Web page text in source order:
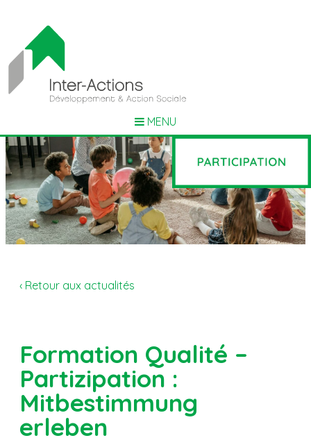
MENU
‹ Retour aux actualités
Formation Qualité –
Partizipation :
Mitbestimmung
erleben